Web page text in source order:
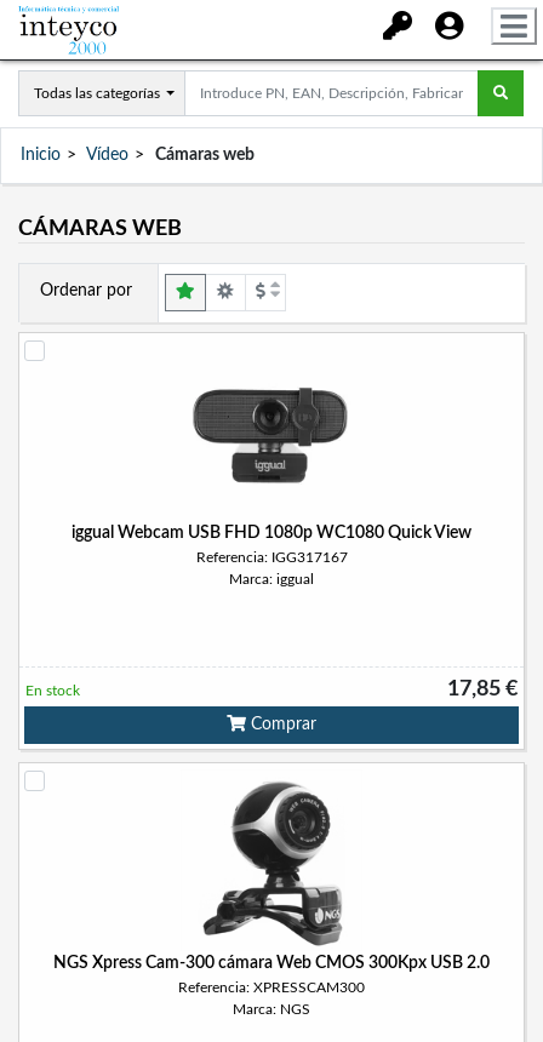
Todas las categorías
Inicio Vídeo Cámaras web
CÁMARAS WEB
Ordenar por
iggual Webcam USB FHD 1080p WC1080 Quick View
Referencia: IGG317167
Marca: iggual
17,85 €
En stock
Comprar
NGS Xpress Cam-300 cámara Web CMOS 300Kpx USB 2.0
Referencia: XPRESSCAM300
Marca: NGS